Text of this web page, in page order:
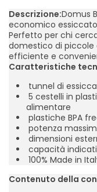
Descrizione:Domus
economico
Perfetto per chi
domestico di piccole
efficiente e
Caratteristiche
tunnel di
5 cestelli in
alimentare
plastiche BPA
potenza
dimensioni
capacità
100% Made in
Contenuto della